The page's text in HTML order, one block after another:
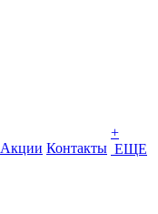
Акции Контакты
+
ЕЩЕ